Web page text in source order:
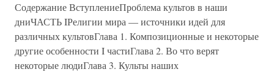
Содержание ВступлениеПроблема культов в наши
дниЧАСТЬ IРелигии мира — источники идей для
различных культовГлава 1. Композиционные и некоторые
другие особенности I частиГлава 2. Во что верят
некоторые людиГлава 3. Культы наших